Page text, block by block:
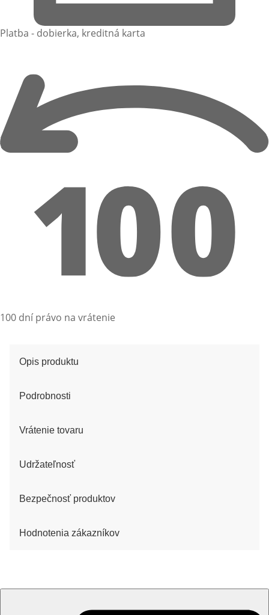
Platba - dobierka, kreditná karta
100 dní právo na vrátenie
Opis produktu
Podrobnosti
Vrátenie tovaru
Udržateľnosť
Bezpečnosť produktov
Hodnotenia zákazníkov